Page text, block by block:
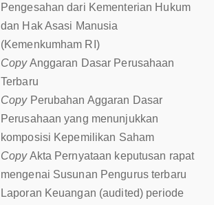
Pengesahan dari Kementerian Hukum
dan Hak Asasi Manusia
(Kemenkumham RI)
CopyAnggaran Dasar Perusahaan
Terbaru
CopyPerubahan Aggaran Dasar
Perusahaan yang menunjukkan
komposisi Kepemilikan Saham
CopyAkta Pernyataan keputusan rapat
mengenai Susunan Pengurus terbaru
Laporan Keuangan (audited) periode